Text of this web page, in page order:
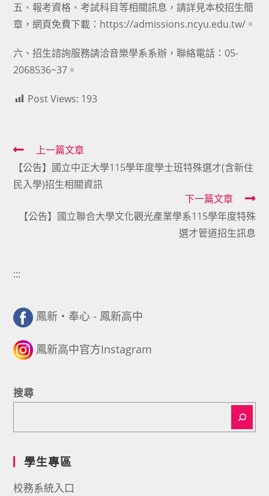
五、報考資格、考試科目等相關訊息，請詳見本校招生簡
章，網頁免費下載：https://admissions.ncyu.edu.tw/。
六、招生諮詢服務請洽音樂學系系辦，聯絡電話：05-
2068536~37。
Post Views: 193
Read
more
articles
上一篇文章
【公告】國立中正大學115學年度學士班特殊選才(含新住
民入學)招生相關資訊
下一篇文章
【公告】國立聯合大學文化觀光產業學系115學年度特殊
選才管道招生訊息
:::
鳳新・奉心 - 鳳新高中
鳳新高中官方Instagram
搜尋
學生專區
校務系統入口